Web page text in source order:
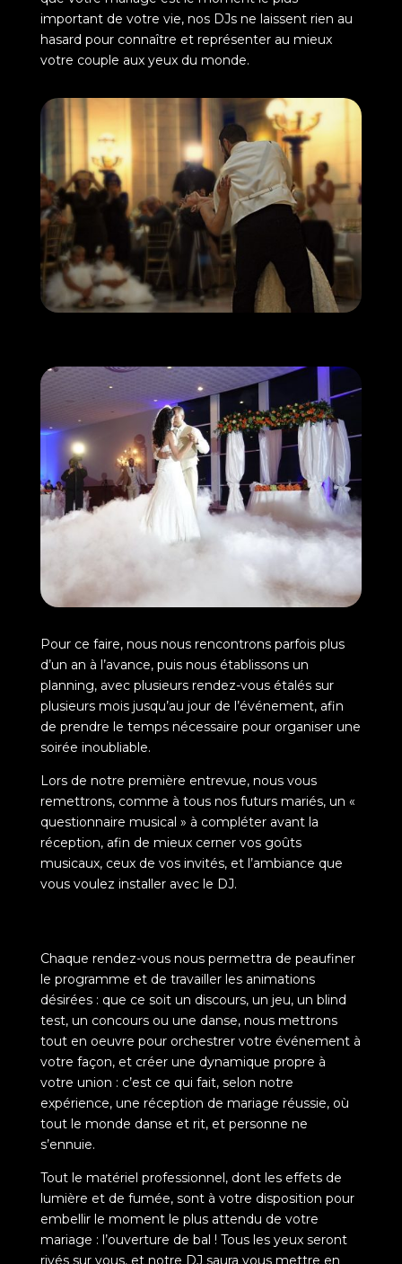
important de votre vie, nos DJs ne laissent rien au
hasard pour connaître et représenter au mieux
votre couple aux yeux du monde.
Pour ce faire, nous nous rencontrons parfois plus
d’un an à l’avance, puis nous établissons un
planning, avec plusieurs rendez-vous étalés sur
plusieurs mois jusqu’au jour de l’événement, afin
de prendre le temps nécessaire pour organiser une
soirée inoubliable.
Lors de notre première entrevue, nous vous
remettrons, comme à tous nos futurs mariés, un «
questionnaire musical » à compléter avant la
réception, afin de mieux cerner vos goûts
musicaux, ceux de vos invités, et l’ambiance que
vous voulez installer avec le DJ.
Chaque rendez-vous nous permettra de peaufiner
le programme et de travailler les animations
désirées : que ce soit un discours, un jeu, un blind
test, un concours ou une danse, nous mettrons
tout en oeuvre pour orchestrer votre événement à
votre façon, et créer une dynamique propre à
votre union : c’est ce qui fait, selon notre
expérience, une réception de mariage réussie, où
tout le monde danse et rit, et personne ne
s’ennuie.
Tout le matériel professionnel, dont les effets de
lumière et de fumée, sont à votre disposition pour
embellir le moment le plus attendu de votre
mariage : l’ouverture de bal ! Tous les yeux seront
rivés sur vous, et notre DJ saura vous mettre en